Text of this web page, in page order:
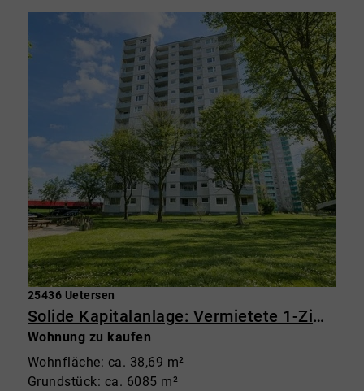
25436 Uetersen
Solide Kapitalanlage: Vermietete 1-Zimmer-Wohnung mit Balkon in gepflegter Wohnanlage
Wohnung zu kaufen
Wohnfläche: ca. 38,69 m²
Grundstück: ca. 6085 m²